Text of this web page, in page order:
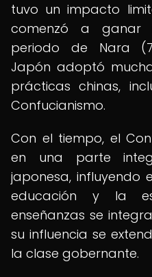
tuvo un impacto
comenzó a ganar
periodo de Nara
Japón adoptó
prácticas chinas,
Confucianismo.
Con el tiempo, el
en una parte
japonesa, influyendo
educación y la
enseñanzas se
su influencia se
la clase gobernante.